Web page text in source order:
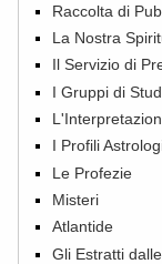
Raccolta di
La Nostra
Il Servizio di
I Gruppi di
I Profili
Le Profezie
Misteri
Atlantide
Gli Estratti